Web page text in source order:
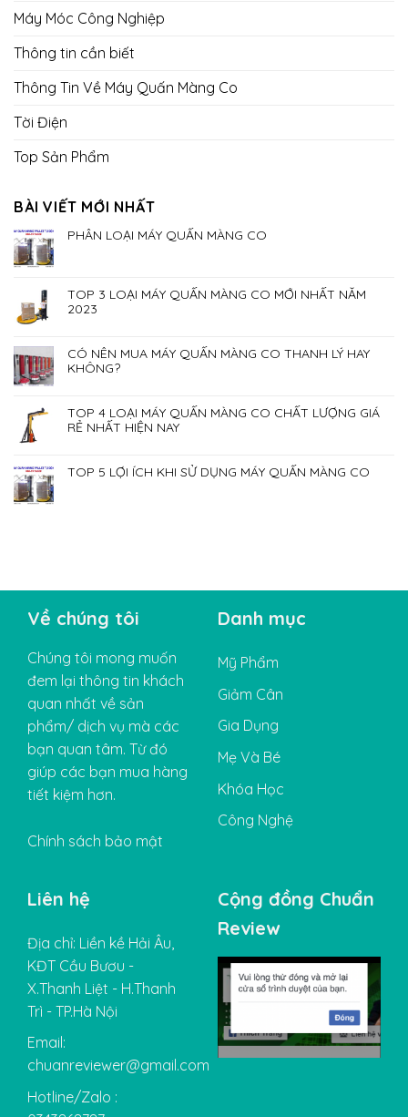
Máy Móc Công Nghiệp
Thông tin cần biết
Thông Tin Về Máy Quấn Màng Co
Tời Điện
Top Sản Phẩm
BÀI VIẾT MỚI NHẤT
PHÂN LOẠI MÁY QUẤN MÀNG CO
TOP 3 LOẠI MÁY QUẤN MÀNG CO MỚI NHẤT NĂM
2023
CÓ NÊN MUA MÁY QUẤN MÀNG CO THANH LÝ HAY
KHÔNG?
TOP 4 LOẠI MÁY QUẤN MÀNG CO CHẤT LƯỢNG GIÁ
RẺ NHẤT HIỆN NAY
TOP 5 LỢI ÍCH KHI SỬ DỤNG MÁY QUẤN MÀNG CO
Về chúng tôi
Chúng tôi mong muốn
đem lại thông tin khách
quan nhất về sản
phẩm/ dịch vụ mà các
bạn quan tâm. Từ đó
giúp các bạn mua hàng
tiết kiệm hơn.
Chính sách bảo mật
Danh mục
Mỹ Phẩm
Giảm Cân
Gia Dụng
Mẹ Và Bé
Khóa Học
Công Nghệ
Liên hệ
Địa chỉ: Liền kề Hải Âu,
KĐT Cầu Bươu -
X.Thanh Liệt - H.Thanh
Trì - TP.Hà Nội
Email:
chuanreviewer@gmail.com
Hotline/Zalo :
Cộng đồng Chuẩn
Review